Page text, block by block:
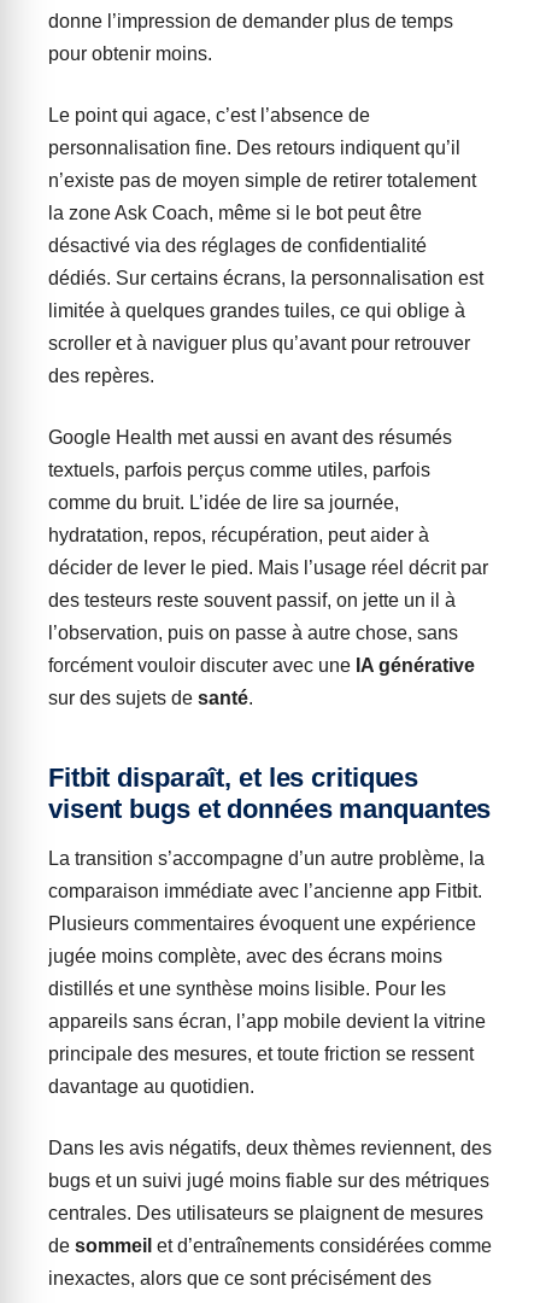
donne l’impression de demander plus de temps
pour obtenir moins.
Le point qui agace, c’est l’absence de
personnalisation fine. Des retours indiquent qu’il
n’existe pas de moyen simple de retirer totalement
la zone Ask Coach, même si le bot peut être
désactivé via des réglages de confidentialité
dédiés. Sur certains écrans, la personnalisation est
limitée à quelques grandes tuiles, ce qui oblige à
scroller et à naviguer plus qu’avant pour retrouver
des repères.
Google Health met aussi en avant des résumés
textuels, parfois perçus comme utiles, parfois
comme du bruit. L’idée de lire sa journée,
hydratation, repos, récupération, peut aider à
décider de lever le pied. Mais l’usage réel décrit par
des testeurs reste souvent passif, on jette un il à
l’observation, puis on passe à autre chose, sans
forcément vouloir discuter avec une IA générative
sur des sujets de santé.
Fitbit disparaît, et les critiques
visent bugs et données manquantes
La transition s’accompagne d’un autre problème, la
comparaison immédiate avec l’ancienne app Fitbit.
Plusieurs commentaires évoquent une expérience
jugée moins complète, avec des écrans moins
distillés et une synthèse moins lisible. Pour les
appareils sans écran, l’app mobile devient la vitrine
principale des mesures, et toute friction se ressent
davantage au quotidien.
Dans les avis négatifs, deux thèmes reviennent, des
bugs et un suivi jugé moins fiable sur des métriques
centrales. Des utilisateurs se plaignent de mesures
de sommeil et d’entraînements considérées comme
inexactes, alors que ce sont précisément des